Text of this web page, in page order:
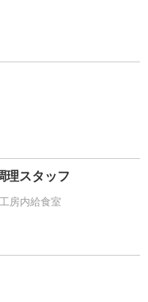
理スタッフ
房内給食室